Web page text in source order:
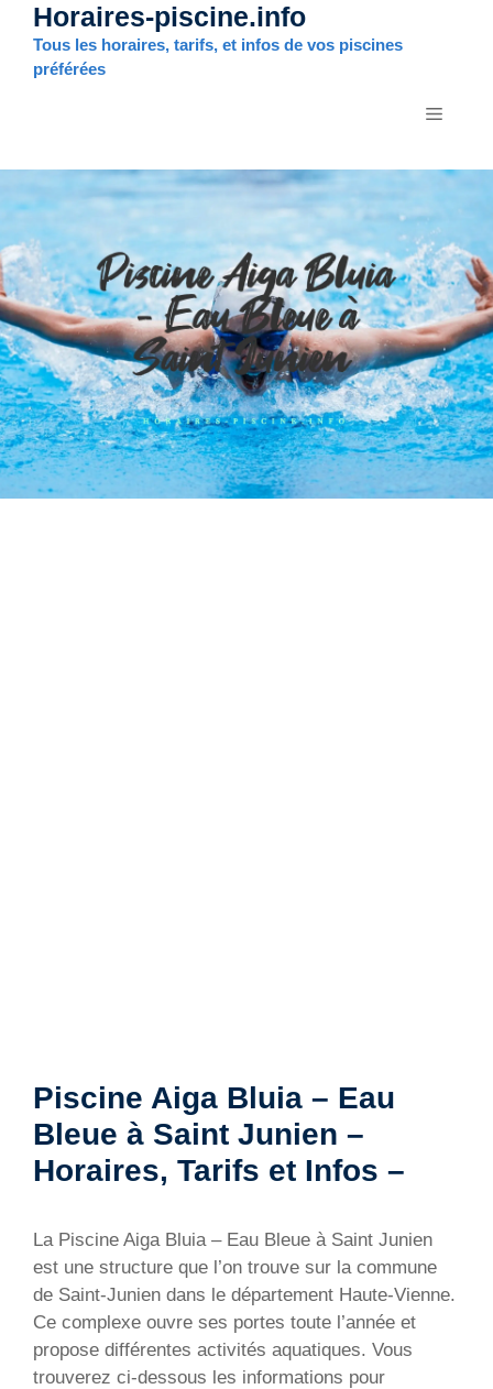
Aller
contenu
Horaires-piscine.info
Tous les horaires, tarifs, et infos de vos piscines
préférées
MENU
Piscine Aiga Bluia – Eau
Bleue à Saint Junien –
Horaires, Tarifs et Infos –
La Piscine Aiga Bluia – Eau Bleue à Saint Junien
est une structure que l’on trouve sur la commune
de Saint-Junien dans le département Haute-Vienne.
Ce complexe ouvre ses portes toute l’année et
propose différentes activités aquatiques. Vous
trouverez ci-dessous les informations pour